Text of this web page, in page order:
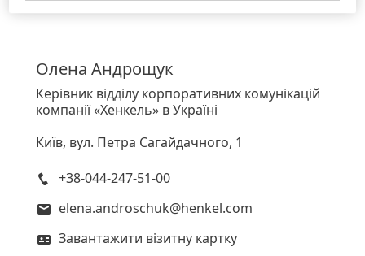
Олена Андрощук
Керівник відділу корпоративних комунікацій
компанії «Хенкель» в Україні
Київ, вул. Петра Сагайдачного, 1
+38-044-247-51-00
elena.androschuk@henkel.com
Завантажити візитну картку